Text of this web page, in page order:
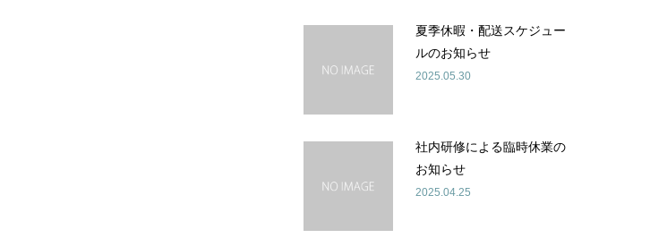
夏季休暇・配送スケジュー
ルのお知らせ
2025.05.30
社内研修による臨時休業の
お知らせ
2025.04.25